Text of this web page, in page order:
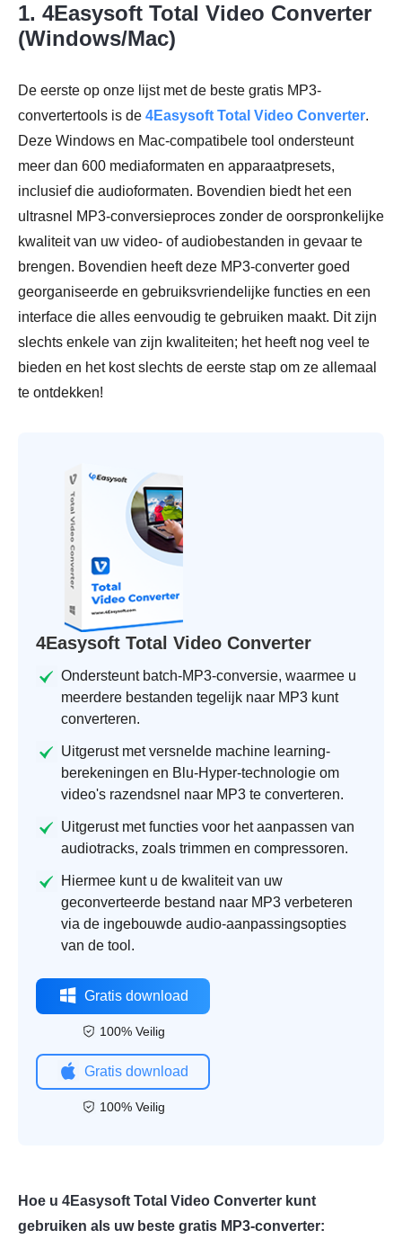
1. 4Easysoft Total Video Converter
(Windows/Mac)
De eerste op onze lijst met de beste gratis MP3-
convertertools is de 4Easysoft Total Video Converter.
Deze Windows en Mac-compatibele tool ondersteunt
meer dan 600 mediaformaten en apparaatpresets,
inclusief die audioformaten. Bovendien biedt het een
ultrasnel MP3-conversieproces zonder de oorspronkelijke
kwaliteit van uw video- of audiobestanden in gevaar te
brengen. Bovendien heeft deze MP3-converter goed
georganiseerde en gebruiksvriendelijke functies en een
interface die alles eenvoudig te gebruiken maakt. Dit zijn
slechts enkele van zijn kwaliteiten; het heeft nog veel te
bieden en het kost slechts de eerste stap om ze allemaal
te ontdekken!
4Easysoft Total Video Converter
Ondersteunt batch-MP3-conversie, waarmee u
meerdere bestanden tegelijk naar MP3 kunt
converteren.
Uitgerust met versnelde machine learning-
berekeningen en Blu-Hyper-technologie om
video's razendsnel naar MP3 te converteren.
Uitgerust met functies voor het aanpassen van
audiotracks, zoals trimmen en compressoren.
Hiermee kunt u de kwaliteit van uw
geconverteerde bestand naar MP3 verbeteren
via de ingebouwde audio-aanpassingsopties
van de tool.
Gratis download
100% Veilig
Gratis download
100% Veilig
Hoe u 4Easysoft Total Video Converter kunt
gebruiken als uw beste gratis MP3-converter: